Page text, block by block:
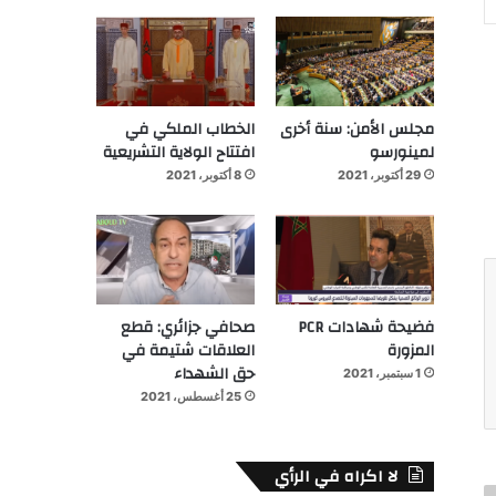
مجلس الأمن: سنة أخرى
لمينورسو
29 أكتوبر، 2021
الخطاب الملكي في
افتتاح الولاية التشريعية
8 أكتوبر، 2021
فضيحة شهادات PCR
المزورة
1 سبتمبر، 2021
صحافي جزائري: قطع
العلاقات شتيمة في
حق الشهداء
25 أغسطس، 2021
لا اكراه في الرأي